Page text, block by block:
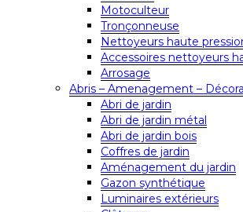
Motoculteur
Tronçonneuse
Nettoyeurs haute
Accessoires nettoyeurs
Arrosage
Abris – Amenagement –
Abri de jardin
Abri de jardin métal
Abri de jardin bois
Coffres de jardin
Aménagement du jardin
Gazon synthétique
Luminaires extérieurs